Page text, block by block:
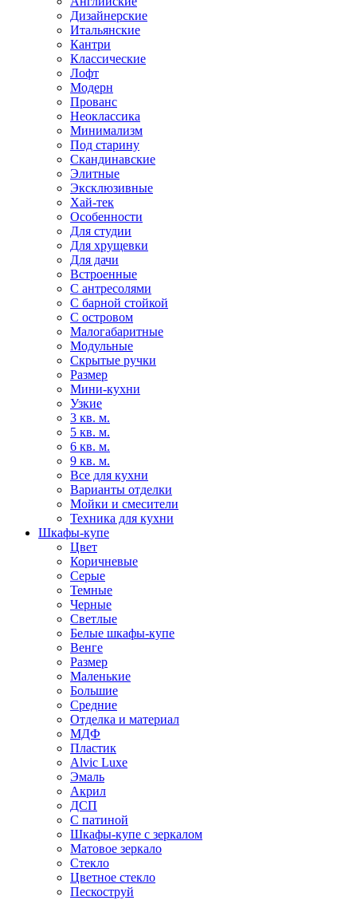
Дизайнерские
Итальянские
Кантри
Классические
Лофт
Модерн
Прованс
Неоклассика
Минимализм
Под старину
Скандинавские
Элитные
Эксклюзивные
Хай-тек
Особенности
Для студии
Для хрущевки
Для дачи
Встроенные
С антресолями
С барной стойкой
С островом
Малогабаритные
Модульные
Скрытые ручки
Размер
Мини-кухни
Узкие
3 кв. м.
5 кв. м.
6 кв. м.
9 кв. м.
Все для кухни
Варианты отделки
Мойки и смесители
Техника для кухни
Шкафы-купе
Цвет
Коричневые
Серые
Темные
Черные
Светлые
Белые шкафы-купе
Венге
Размер
Маленькие
Большие
Средние
Отделка и материал
МДФ
Пластик
Alvic Luxe
Эмаль
Акрил
ДСП
С патиной
Шкафы-купе с зеркалом
Матовое зеркало
Стекло
Цветное стекло
Пескоструй